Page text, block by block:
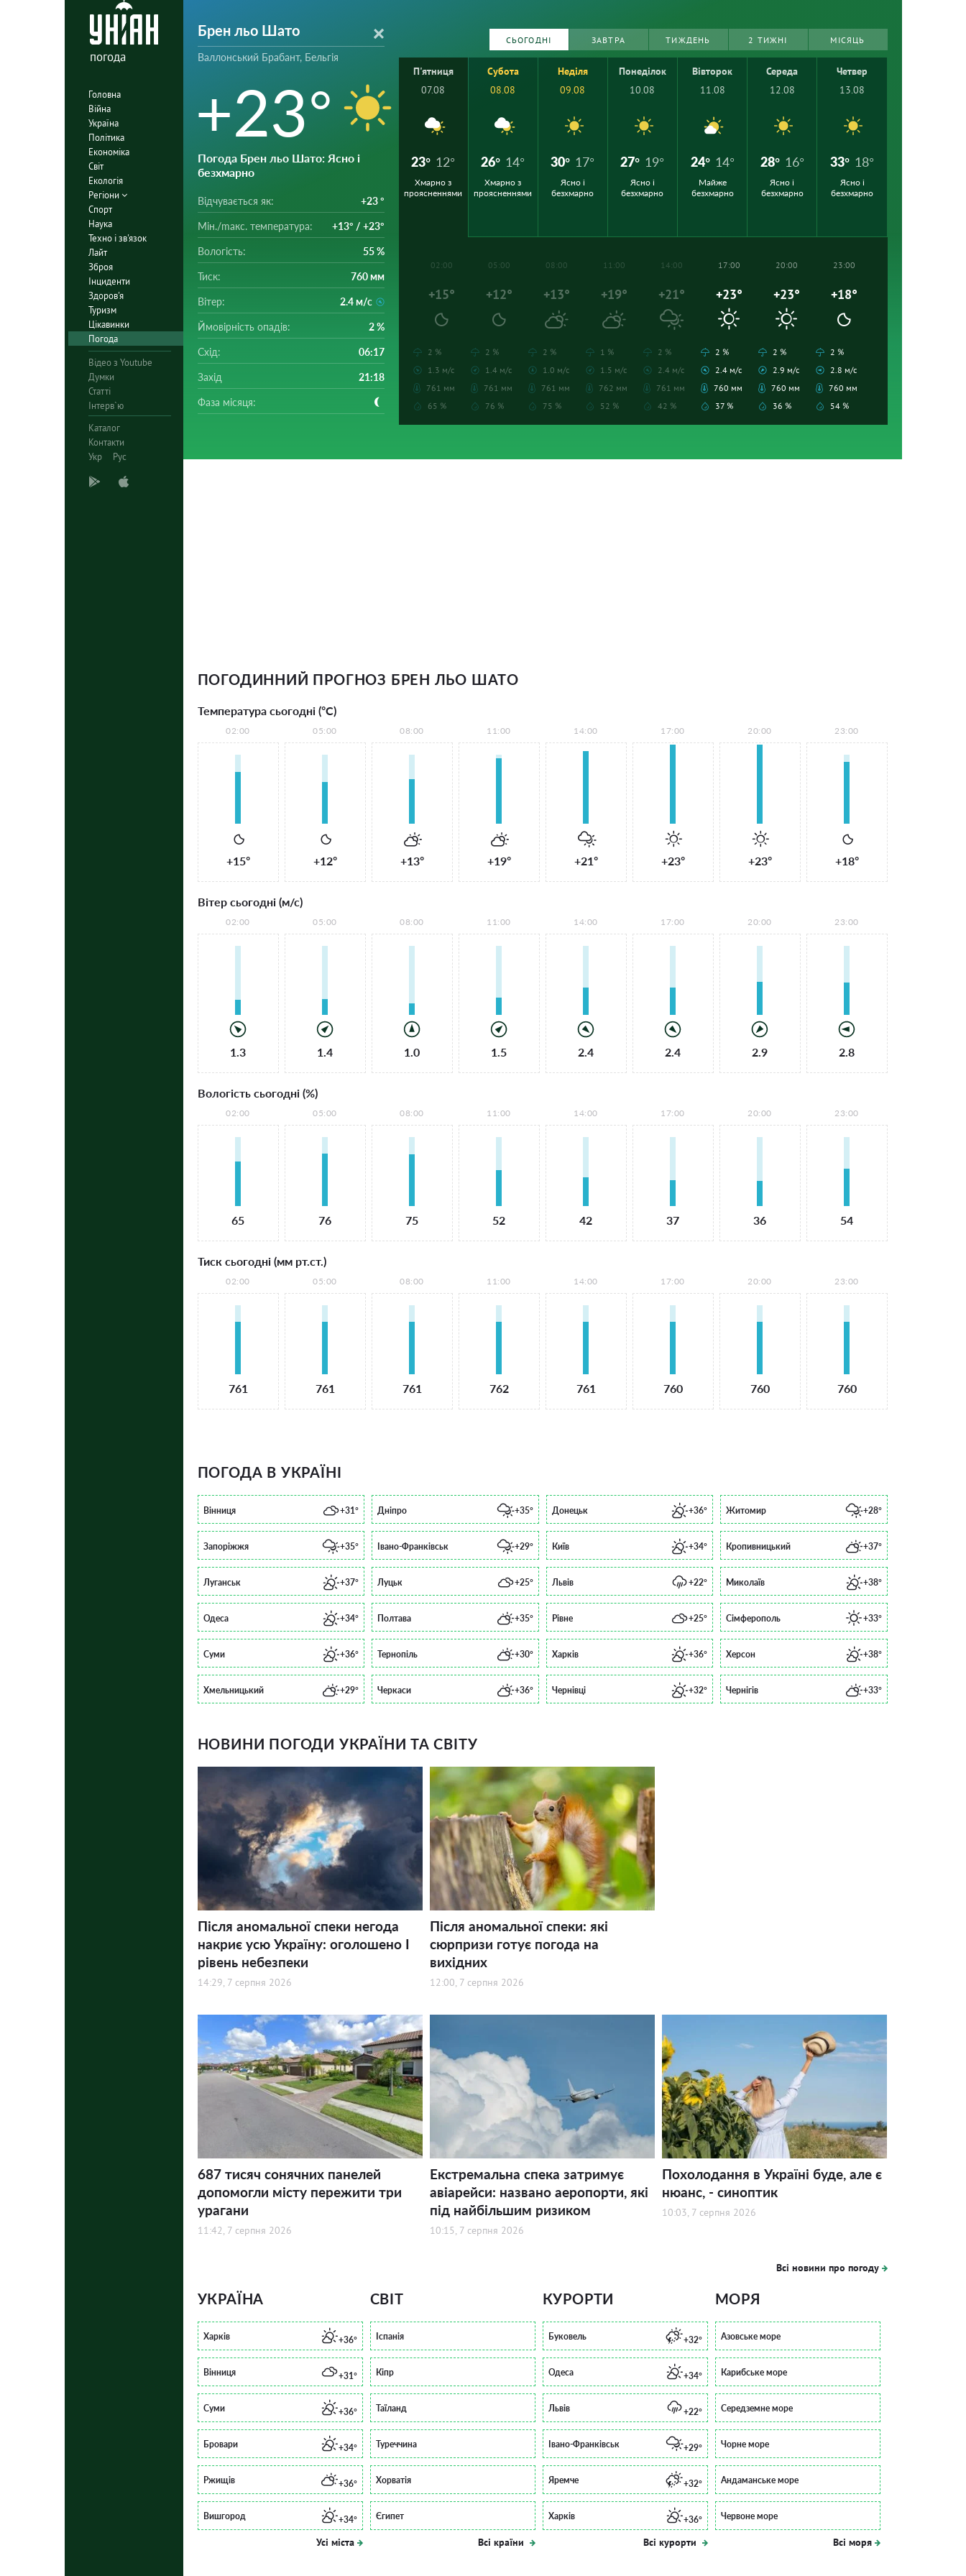
погода
Головна
Війна
Україна
Політика
Економіка
Світ
Екологія
Регіони
Спорт
Наука
Техно і зв'язок
Лайт
Зброя
Інциденти
Здоров'я
Туризм
Цікавинки
Погода
Відео з Youtube
Думки
Статті
Інтерв`ю
Каталог
Контакти
Укр
Рус
Брен льо Шато
Валлонський Брабант, Бельгія
+23°
Погода Брен льо Шато: Ясно і
безхмарно
Відчувається як: +23 °
Мін./mакс. температура: +13° / +23°
Вологість: 55 %
Тиск: 760 мм
Вітер: 2.4 м/с
Ймовірність опадів: 2 %
Схід: 06:17
Захід 21:18
Фаза місяця:
СЬОГОДНІ ЗАВТРА ТИЖДЕНЬ 2 ТИЖНІ МІСЯЦЬ
П'ятниця
07.08
23° 12°
Хмарно з
проясненнями
Субота
08.08
26° 14°
Хмарно з
проясненнями
Неділя
09.08
30° 17°
Ясно і
безхмарно
Понеділок
10.08
27° 19°
Ясно і
безхмарно
Вівторок
11.08
24° 14°
Майже
безхмарно
Середа
12.08
28° 16°
Ясно і
безхмарно
Четвер
13.08
33° 18°
Ясно і
безхмарно
02:00
+15°
2 %
1.3 м/с
761 мм
65 %
05:00
+12°
2 %
1.4 м/с
761 мм
76 %
08:00
+13°
2 %
1.0 м/с
761 мм
75 %
11:00
+19°
1 %
1.5 м/с
762 мм
52 %
14:00
+21°
2 %
2.4 м/с
761 мм
42 %
17:00
+23°
2 %
2.4 м/с
760 мм
37 %
20:00
+23°
2 %
2.9 м/с
760 мм
36 %
23:00
+18°
2 %
2.8 м/с
760 мм
54 %
ПОГОДИННИЙ ПРОГНОЗ БРЕН ЛЬО ШАТО
Температура сьогодні (°С)
02:00
+15°
05:00
+12°
08:00
+13°
11:00
+19°
14:00
+21°
17:00
+23°
20:00
+23°
23:00
+18°
Вітер сьогодні (м/с)
02:00
1.3
05:00
1.4
08:00
1.0
11:00
1.5
14:00
2.4
17:00
2.4
20:00
2.9
23:00
2.8
Вологість сьогодні (%)
02:00
65
05:00
76
08:00
75
11:00
52
14:00
42
17:00
37
20:00
36
23:00
54
Тиск сьогодні (мм рт.ст.)
02:00
761
05:00
761
08:00
761
11:00
762
14:00
761
17:00
760
20:00
760
23:00
760
ПОГОДА В УКРАЇНІ
Вінниця +31° Дніпро +35° Донецьк +36° Житомир +28°
Запоріжжя +35° Івано-Франківськ +29° Київ +34° Кропивницький +37°
Луганськ +37° Луцьк +25° Львів +22° Миколаїв +38°
Одеса +34° Полтава +35° Рівне +25° Сімферополь +33°
Суми +36° Тернопіль +30° Харків +36° Херсон +38°
Хмельницький +29° Черкаси +36° Чернівці +32° Чернігів +33°
НОВИНИ ПОГОДИ УКРАЇНИ ТА СВІТУ
Після аномальної спеки негода
накриє усю Україну: оголошено І
рівень небезпеки
14:29, 7 серпня 2026
Після аномальної спеки: які
сюрпризи готує погода на
вихідних
12:00, 7 серпня 2026
687 тисяч сонячних панелей
допомогли місту пережити три
урагани
11:42, 7 серпня 2026
Екстремальна спека затримує
авіарейси: названо аеропорти, які
під найбільшим ризиком
10:15, 7 серпня 2026
Похолодання в Україні буде, але є
нюанс, - синоптик
10:03, 7 серпня 2026
Всі новини про погоду
УКРАЇНА
Харків +36°
Вінниця +31°
Суми +36°
Бровари +34°
Ржищів +36°
Вишгород +34°
Усі міста
СВІТ
Іспанія
Кіпр
Таїланд
Туреччина
Хорватія
Єгипет
Всі країни
КУРОРТИ
Буковель +32°
Одеса +34°
Львів +22°
Івано-Франківськ +29°
Яремче +32°
Харків +36°
Всі курорти
МОРЯ
Азовське море
Карибське море
Середземне море
Чорне море
Андаманське море
Червоне море
Всі моря